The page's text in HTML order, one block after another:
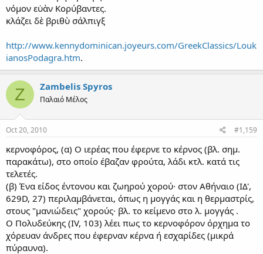
νόμον εὐὰν Κορύβαντες.
κλάζει δὲ βριθὺ σάλπιγξ
http://www.kennydominican.joyeurs.com/GreekClassics/Louk
ianosPodagra.htm.
Z Zambelis Spyros
Παλαιό Μέλος
Oct 20, 2010 #1,159
κερνοφόρος, (α) Ο ιερέας που έφερνε το κέρνος (βλ. σημ.
παρακάτω), στο οποίο έβαζαν φρούτα, λάδι κτλ. κατά τις
τελετές.
(β) Ένα είδος έντονου και ζωηρού χορού· στον Αθήναιο (ΙΔ',
629D, 27) περιλαμβάνεται, όπως η μογγάς και η θερμαστρίς,
στους "μανιώδεις" χορούς· βλ. το κείμενο στο λ. μογγάς .
Ο Πολυδεύκης (IV, 103) λέει πως το κερνοφόρον όρχημα το
χόρευαν άνδρες που έφερναν κέρνα ή εσχαρίδες (μικρά
πύραυνα).